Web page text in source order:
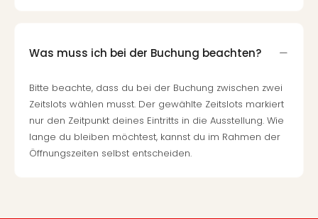
Was muss ich bei der Buchung beachten?
Bitte beachte, dass du bei der Buchung zwischen zwei
Zeitslots wählen musst. Der gewählte Zeitslots markiert
nur den Zeitpunkt deines Eintritts in die Ausstellung. Wie
lange du bleiben möchtest, kannst du im Rahmen der
Öffnungszeiten selbst entscheiden.